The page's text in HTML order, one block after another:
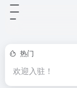
热门
欢迎入驻！